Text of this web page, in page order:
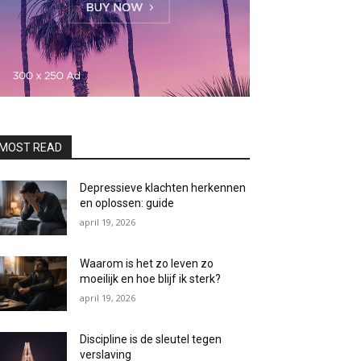
READ
Depressieve klachten herkennen
en oplossen: guide
april 19, 2026
Waarom is het zo leven zo
moeilijk en hoe blijf ik sterk?
april 19, 2026
Discipline is de sleutel tegen
verslaving